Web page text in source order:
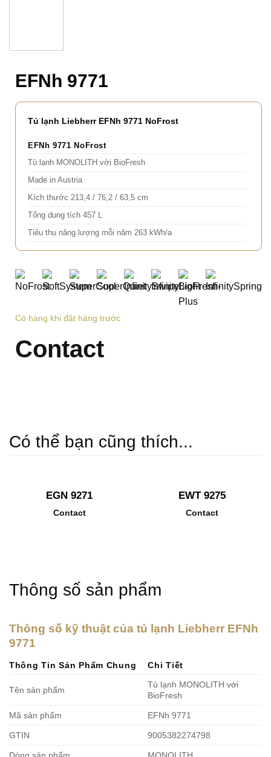
EFNh 9771
Tủ lạnh Liebherr EFNh 9771 NoFrost
EFNh 9771 NoFrost
Tủ lạnh MONOLITH với BioFresh
Made in Austria
Kích thước 213,4 / 76,2 / 63,5 cm
Tổng dung tích 457 L
Tiêu thụ năng lượng mỗi năm 263 kWh/a
Có hàng khi đặt hàng trước
Contact
Có thể bạn cũng thích...
EGN 9271
Contact
EWT 9275
Contact
Thông số sản phẩm
Thông số kỹ thuật của tủ lạnh Liebherr EFNh
9771
Thông Tin Sản Phẩm Chung Chi Tiết
Tên sản phẩm
Tủ lạnh MONOLITH với
BioFresh
Mã sản phẩm EFNh 9771
GTIN 9005382274798
Dòng sản phẩm MONOLITH